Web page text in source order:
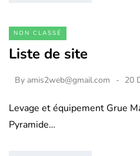
NON CLASSÉ
Liste de site
By amis2web@gmail.com 20
Levage et équipement Grue
Pyramide…